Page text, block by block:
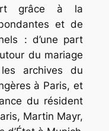
grâce à la
et de
: d’une part
du mariage
archives du
à Paris, et
du résident
Martin Mayr,